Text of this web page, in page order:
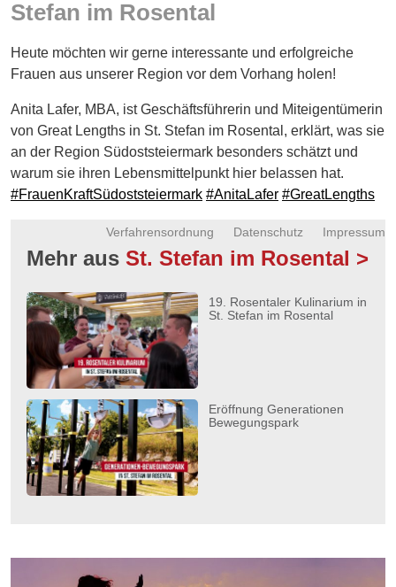
Energie
Schnöll
gfrogt
Zonen
Podcast
Stefan im Rosental
Heute möchten wir gerne interessante und erfolgreiche
Frauen aus unserer Region vor dem Vorhang holen!
Anita Lafer, MBA, ist Geschäftsführerin und Miteigentümerin
von Great Lengths in St. Stefan im Rosental, erklärt, was sie
an der Region Südoststeiermark besonders schätzt und
warum sie ihren Lebensmittelpunkt hier belassen hat.
#FrauenKraftSüdoststeiermark #AnitaLafer #GreatLengths
Impressum
Datenschutz
Verfahrensordnung
Mehr aus St. Stefan im Rosental >
19. Rosentaler Kulinarium in
St. Stefan im Rosental
Eröffnung Generationen
Bewegungspark